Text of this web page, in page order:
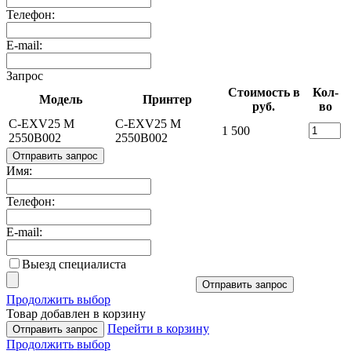
Телефон:
E-mail:
Запрос
Модель
Принтер
Стоимость в
руб.
Кол-
во
C-EXV25 M
2550B002
C-EXV25 M
2550B002
1 500
Отправить запрос
Имя:
Телефон:
E-mail:
Выезд специалиста
Отправить запрос
Продолжить выбор
Товар добавлен в корзину
Отправить запрос
Перейти в корзину
Продолжить выбор